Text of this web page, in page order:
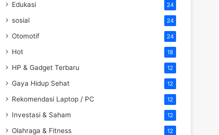
Edukasi 24
sosial 24
Otomotif 24
Hot 18
HP & Gadget Terbaru 12
Gaya Hidup Sehat 12
Rekomendasi Laptop / PC 12
Investasi & Saham 12
Olahraga & Fitness 12